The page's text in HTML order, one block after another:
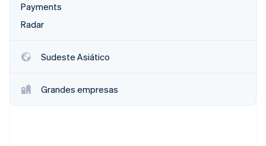
Payments
Radar
Sudeste Asiático
Grandes empresas